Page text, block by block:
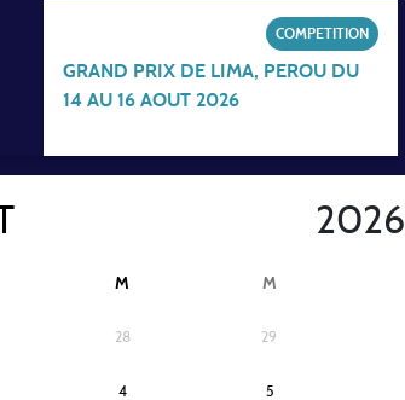
COMPETITION
GRAND PRIX DE LIMA, PEROU DU
14 AU 16 AOUT 2026
M M
28 29
4 5